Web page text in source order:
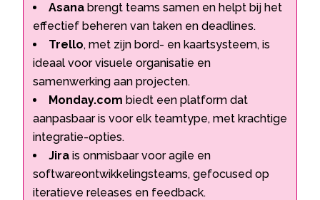
Asana brengt teams samen en helpt bij het
effectief beheren van taken en deadlines.
Trello, met zijn bord- en kaartsysteem, is
ideaal voor visuele organisatie en
samenwerking aan projecten.
Monday.com biedt een platform dat
aanpasbaar is voor elk teamtype, met krachtige
integratie-opties.
Jira is onmisbaar voor agile en
softwareontwikkelingsteams, gefocused op
iteratieve releases en feedback.